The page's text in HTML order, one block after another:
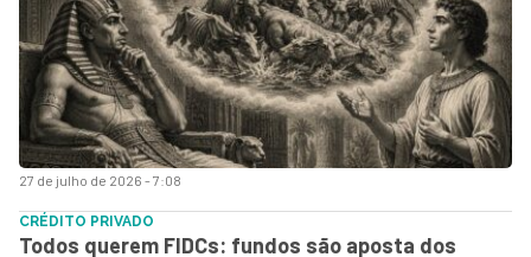
27 de julho de 2026 - 7:08
CRÉDITO PRIVADO
Todos querem FIDCs: fundos são aposta dos